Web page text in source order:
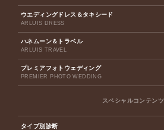
ウエディングドレス＆タキシード
ARLUIS DRESS
ハネムーン＆トラベル
ARLUIS TRAVEL
プレミアフォトウェディング
PREMIER PHOTO WEDDING
スペシャルコンテンツ
タイプ別診断